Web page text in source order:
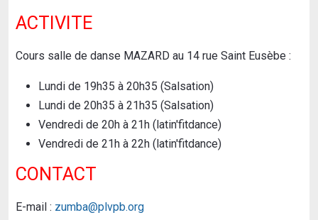
ACTIVITE
Cours salle de danse MAZARD au 14 rue Saint Eusèbe :
Lundi de 19h35 à 20h35 (Salsation)
Lundi de 20h35 à 21h35 (Salsation)
Vendredi de 20h à 21h (latin'fitdance)
Vendredi de 21h à 22h (latin'fitdance)
CONTACT
E-mail : zumba@plvpb.org